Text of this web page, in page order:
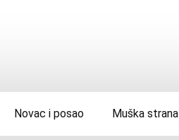
Novac i posao Muška strana